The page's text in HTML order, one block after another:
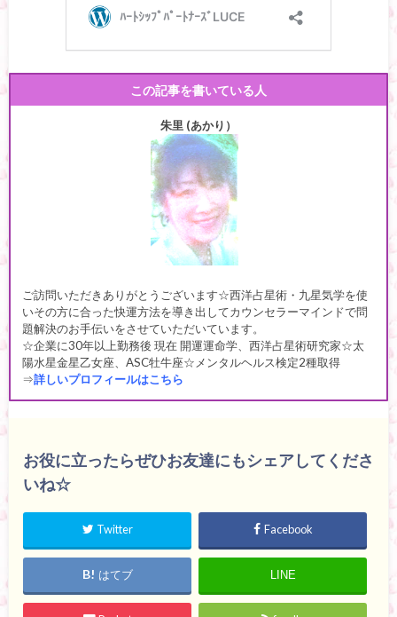
この記事を書いている人
朱里 (あかり）
ご訪問いただきありがとうございます☆西洋占星術・九星気学を使
いその方に合った快運方法を導き出してカウンセラーマインドで問
題解決のお手伝いをさせていただいています。
☆企業に30年以上勤務後 現在 開運運命学、西洋占星術研究家☆太
陽水星金星乙女座、ASC牡牛座☆メンタルヘルス検定2種取得
⇒詳しいプロフィールはこちら
お役に立ったらぜひお友達にもシェアしてくださ
いね☆
Twitter Facebook
はてブ LINE